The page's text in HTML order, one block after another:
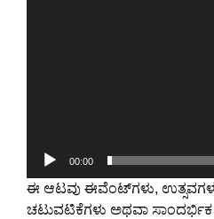
00:00
ಈ ಆಟವು ಈವೆಂಟ್‌ಗಳು,
ಚಟುವಟಿಕೆಗಳು ಅಥವಾ ಸಾಂದರ್ಭಿಕ